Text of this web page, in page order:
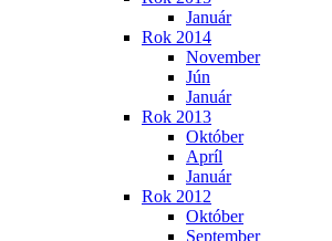
Január
Rok 2014
November
Jún
Január
Rok 2013
Október
Apríl
Január
Rok 2012
Október
September